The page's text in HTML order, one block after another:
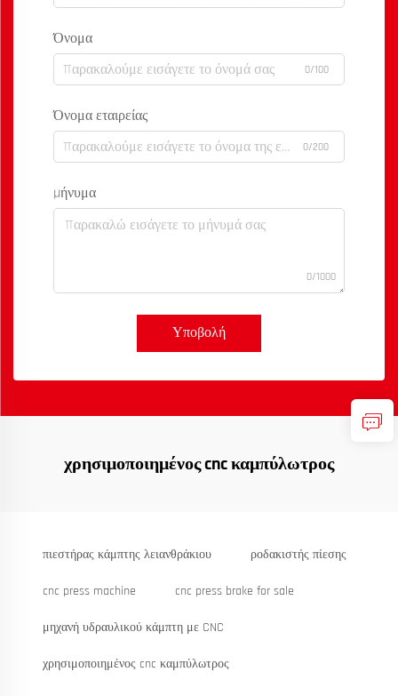
Όνομα
0/100
Όνομα εταιρείας
0/200
Μήνυμα
0/1000
Υποβολή
χρησιμοποιημένος cnc καμπύλωτρος
πιεστήρας κάμπτης λειανθράκιου ροδακιστής πίεσης
cnc press machine cnc press brake for sale
μηχανή υδραυλικού κάμπτη με CNC
χρησιμοποιημένος cnc καμπύλωτρος